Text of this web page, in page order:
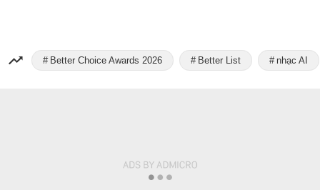
Better Choice Awards 2026 Better List nhạc AI